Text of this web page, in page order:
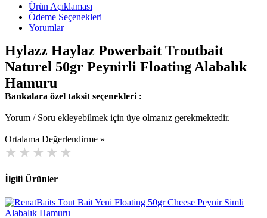
Ürün Açıklaması
Ödeme Seçenekleri
Yorumlar
Hylazz Haylaz Powerbait Troutbait
Naturel 50gr Peynirli Floating Alabalık
Hamuru
Bankalara özel taksit seçenekleri :
Yorum / Soru ekleyebilmek için üye olmanız gerekmektedir.
Ortalama Değerlendirme »
İlgili Ürünler